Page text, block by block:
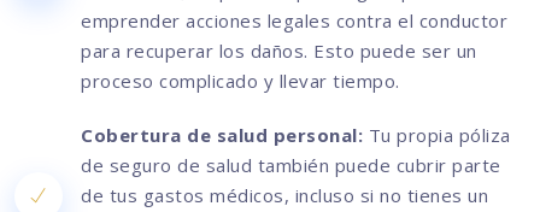
emprender acciones legales contra el conductor
para recuperar los daños. Esto puede ser un
proceso complicado y llevar tiempo.
Cobertura de salud personal: Tu propia póliza
de seguro de salud también puede cubrir parte
de tus gastos médicos, incluso si no tienes un